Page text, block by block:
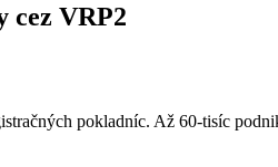
cez VRP2
pokladníc. Až 60-tisíc